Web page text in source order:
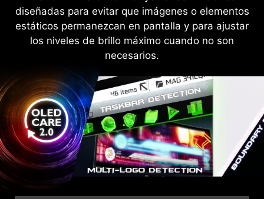
diseñadas para evitar que imágenes o elementos
estáticos permanezcan en pantalla y para ajustar
los niveles de brillo máximo cuando no son
necesarios.
soporte amplio, permitiendo a nuestros usuarios
disfrutar de su experiencia de juego sin
preocupaciones. Ofrecemos una garantía de 3
años para paneles OLED, superando la cobertura
estándar al incluir protección contra el burn-in.
grafeno para una conductividad térmica superior
y diseños de disipador personalizados,
permitiendo una operación sin ventiladores para
una disipación de calor eficiente y silenciosa,
extendiendo la vida útil del panel.